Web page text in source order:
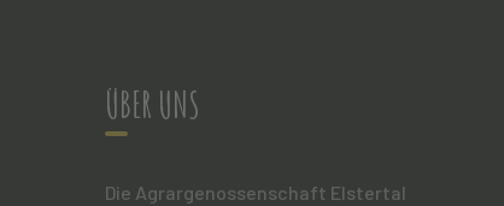
ÜBER UNS
Die Agrargenossenschaft Elstertal